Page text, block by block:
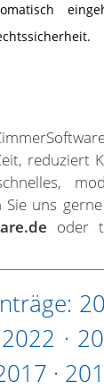
reduziert
Sie uns
oder
2022 ·
·